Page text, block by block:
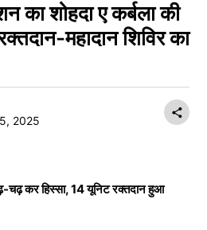
का शोहदा ए कर्बला की
महादान शिविर का
2025
चढ़ कर हिस्सा, 14 यूनिट रक्तदान हुआ